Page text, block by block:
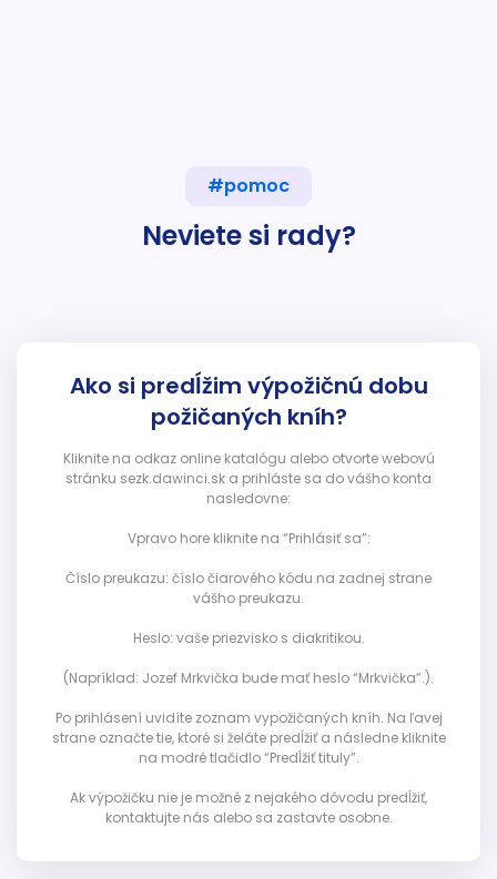
#pomoc
Neviete si rady?
Ako si predĺžim výpožičnú dobu
požičaných kníh?
Kliknite na odkaz online katalógu alebo otvorte webovú
stránku sezk.dawinci.sk a prihláste sa do vášho konta
nasledovne:
Vpravo hore kliknite na “Prihlásiť sa”:
Číslo preukazu: číslo čiarového kódu na zadnej strane
vášho preukazu.
Heslo: vaše priezvisko s diakritikou.
(Napríklad: Jozef Mrkvička bude mať heslo “Mrkvička”.).
Po prihlásení uvidíte zoznam vypožičaných kníh. Na ľavej
strane označte tie, ktoré si želáte predĺžiť a následne kliknite
na modré tlačidlo “Predĺžiť tituly”.
Ak výpožičku nie je možné z nejakého dôvodu predĺžiť,
kontaktujte nás alebo sa zastavte osobne.